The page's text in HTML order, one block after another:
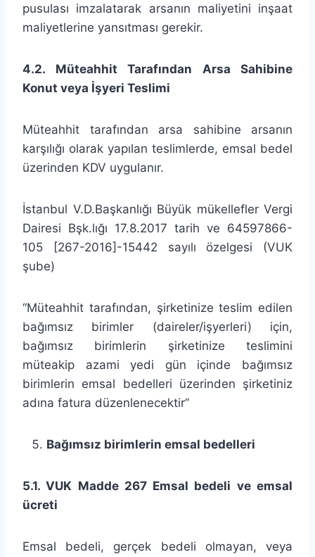
pusulası imzalatarak arsanın maliyetini inşaat
maliyetlerine yansıtması gerekir.
4.2. Müteahhit Tarafından Arsa Sahibine
Konut veya İşyeri Teslimi
Müteahhit tarafından arsa sahibine arsanın
karşılığı olarak yapılan teslimlerde, emsal bedel
üzerinden KDV uygulanır.
İstanbul V.D.Başkanlığı Büyük mükellefler Vergi
Dairesi Bşk.lığı 17.8.2017 tarih ve 64597866-
105 [267-2016]-15442 sayılı özelgesi (VUK
şube)
“Müteahhit tarafından, şirketinize teslim edilen
bağımsız birimler (daireler/işyerleri) için,
bağımsız birimlerin şirketinize teslimini
müteakip azami yedi gün içinde bağımsız
birimlerin emsal bedelleri üzerinden şirketiniz
adına fatura düzenlenecektir”
Bağımsız birimlerin emsal bedelleri
5.1. VUK Madde 267 Emsal bedeli ve emsal
ücreti
Emsal bedeli, gerçek bedeli olmayan, veya